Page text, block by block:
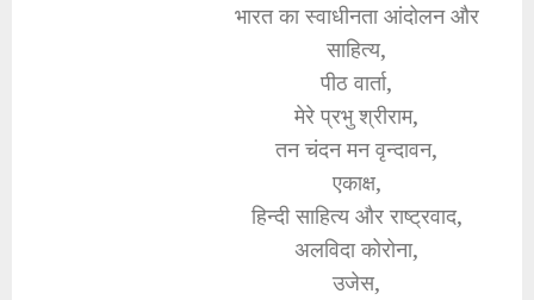
भारत का स्वाधीनता आंदोलन और
साहित्य,
पीठ वार्ता,
मेरे प्रभु श्रीराम,
तन चंदन मन वृन्दावन,
एकाक्ष,
हिन्दी साहित्य और राष्ट्रवाद,
अलविदा कोरोना,
उजेस,